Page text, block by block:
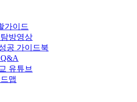
가이드
방영상
공 가이드북
유튜브
맵